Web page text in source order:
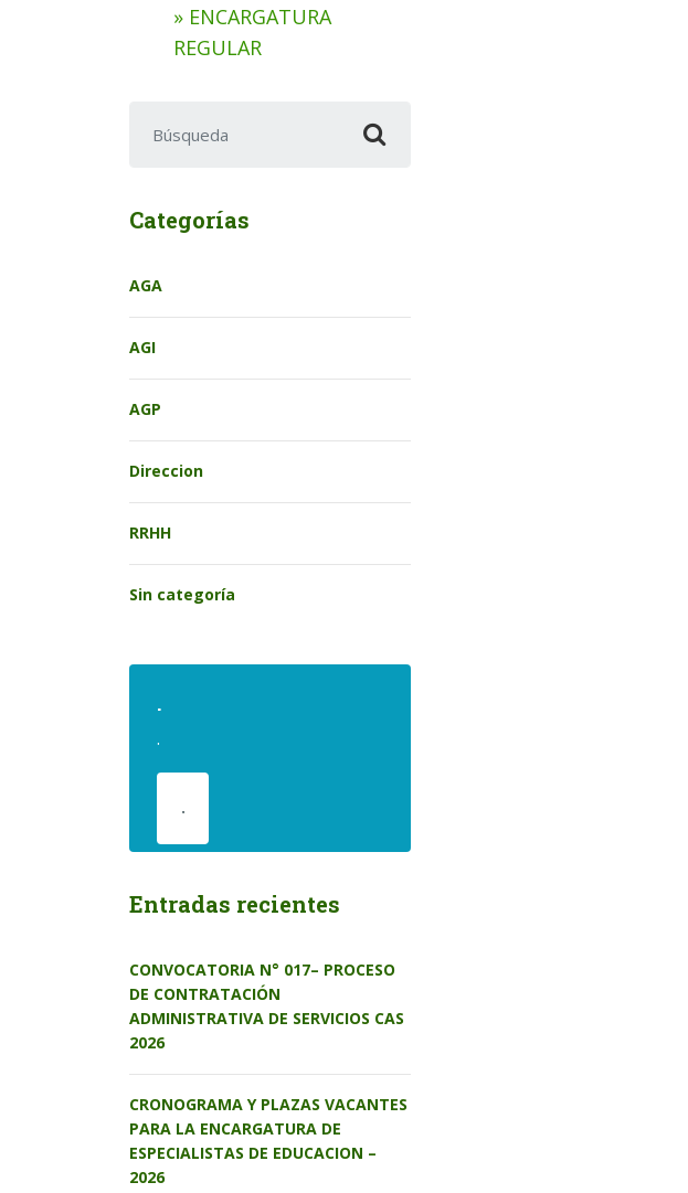
» ENCARGATURA
REGULAR
Categorías
AGA
AGI
AGP
Direccion
RRHH
Sin categoría
.
.
.
Entradas recientes
CONVOCATORIA N° 017– PROCESO
DE CONTRATACIÓN
ADMINISTRATIVA DE SERVICIOS CAS
2026
CRONOGRAMA Y PLAZAS VACANTES
PARA LA ENCARGATURA DE
ESPECIALISTAS DE EDUCACION –
2026